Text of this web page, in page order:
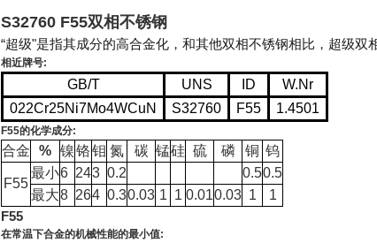
S32760 F55双相不锈钢
“超级"是指其成分的高合金化，和其他双相不锈钢相比，超级双
相近牌号:
GB/T UNS ID
W.Nr
022Cr25Ni7Mo4WCuN
S32760 F55 1.4501
F55的化学成分:
合金 % 镍铬钼 氮 碳 锰硅 硫 磷 铜 钨
F55
最小6 243 0.2 0.50.5
最大8 264 0.30.03 1 1 0.010.03 1
1
F55
在常温下合金的机械性能的最小值: